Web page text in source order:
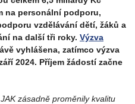
na personální podporu,
vzdělávání dětí, žáků a
na další tři roky. Výzva
vyhlášena, zatímco výzva
2024. Příjem žádostí začne
JAK zásadně proměnily kvalitu